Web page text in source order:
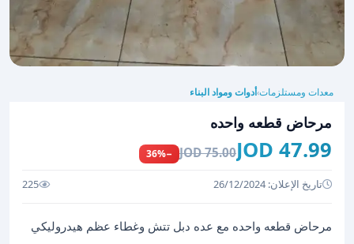
معدات ومستلزمات›أدوات ومواد البناء
مرحاض قطعه واحده
47.99 JOD
75.00 JOD
−36%
تاريخ الإعلان: 26/12/2024 225
مرحاض قطعه واحده مع عده دبل تتش وغطاء عظم هيدروليكي